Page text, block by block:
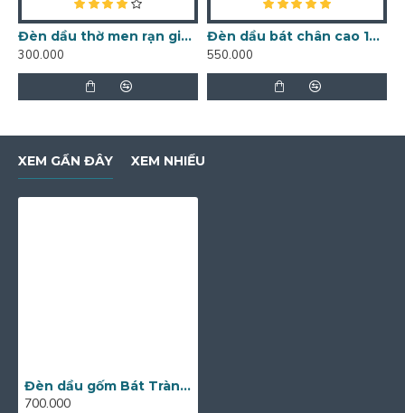
Đèn dầu thờ men rạn giả cổ mini bọc đồng DD15A
300.000
Đèn dầu bát chân cao 100 chữ phúc DD06
550.000
XEM GẦN ĐÂY XEM NHIỀU
Đèn dầu gốm Bát Tràng men lam bọc đồng DD22
700.000